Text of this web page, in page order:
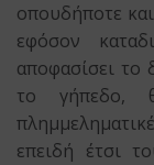
οπουδήποτε
εφόσον
αποφασίσει το
το γήπεδο,
επειδή έτσι